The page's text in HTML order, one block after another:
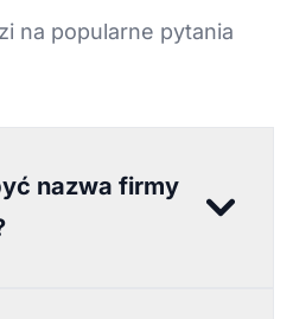
na popularne pytania
nazwa firmy